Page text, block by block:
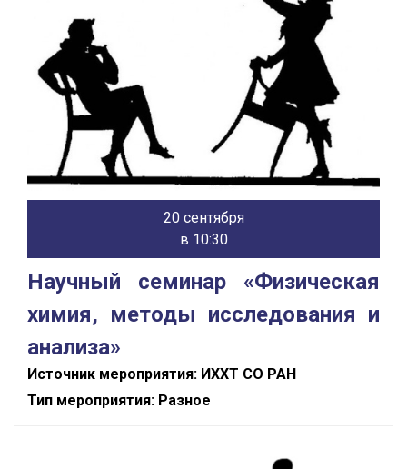
20 сентября
в 10:30
Научный семинар «Физическая
химия, методы исследования и
анализа»
Источник мероприятия: ИХХТ СО РАН
Тип мероприятия: Разное